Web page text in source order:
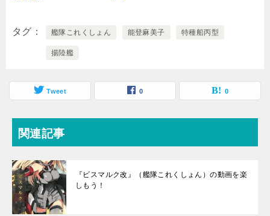
タグ 艦隊これくしょん 能登麻美子 特種船丙型
揚陸艦
Tweet 0 0
関連記事
『ビスマルク改』（艦隊これくしょん）の動画を楽
しもう！